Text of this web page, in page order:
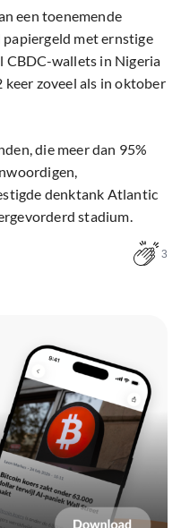
een toenemende
met ernstige
wallets in Nigeria
keer zoveel als in oktober
die meer dan 95%
denktank Atlantic
stadium.
3